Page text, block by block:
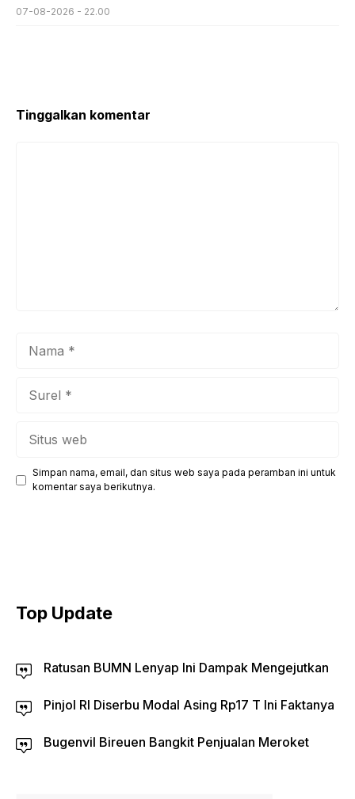
07-08-2026 - 22.00
Tinggalkan komentar
Simpan nama, email, dan situs web saya pada peramban ini untuk
komentar saya berikutnya.
Top Update
Ratusan BUMN Lenyap Ini Dampak Mengejutkan
Pinjol RI Diserbu Modal Asing Rp17 T Ini Faktanya
Bugenvil Bireuen Bangkit Penjualan Meroket